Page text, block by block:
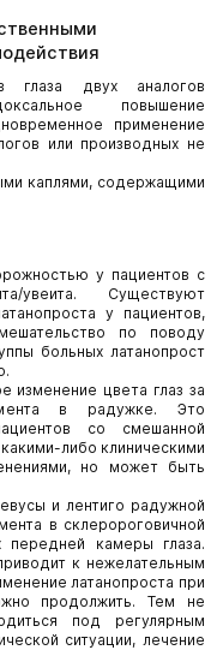
глаза двух аналогов
повышение
применение
или производных не
каплями, содержащими
у пациентов с
увеита. Существуют
у пациентов,
по поводу
больных латанопрост
изменение цвета глаз за
в радужке. Это
со смешанной
либо клиническими
но может быть
и лентиго радужной
в склеророговичной
передней камеры глаза.
к нежелательным
латанопроста при
продолжить. Тем не
под регулярным
ситуации, лечение